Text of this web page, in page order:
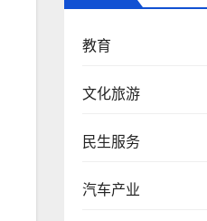
教育
文化旅游
民生服务
汽车产业